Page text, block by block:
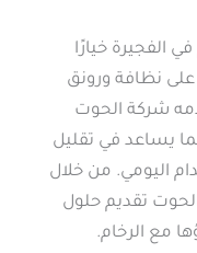
الفجيرة خيارًا
نظافة ورونق
شركة الحوت
يساعد في تقليل
اليومي. من خلال
تقديم حلول
مع الرخام.